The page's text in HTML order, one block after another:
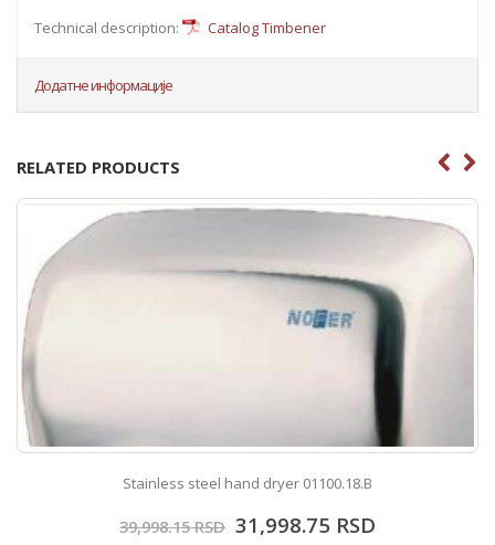
Technical description: Catalog Timbener
Додатне информације
RELATED PRODUCTS
Stainless steel hand dryer 01100.18.B
39,998.15RSD 31,998.75RSD